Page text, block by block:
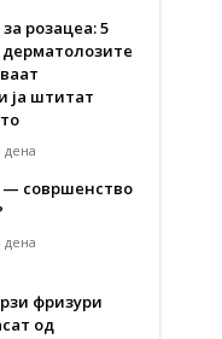
розацеа: 5
ја штитат
дена
— совршенство
дена
фризури
од